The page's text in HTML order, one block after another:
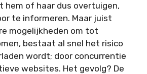
hem of haar dus overtuigen,
te informeren. Maar juist
mogelijkheden om tot
bestaat al snel het risico
wordt; door concurrentie
websites. Het gevolg? De